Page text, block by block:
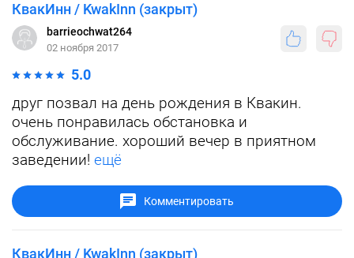
КвакИнн / KwakInn (закрыт)
barrieochwat264
02 ноября 2017
5.0
друг позвал на день рождения в Квакин.
очень понравилась обстановка и
обслуживание. хороший вечер в приятном
заведении! ещё
Комментировать
КвакИнн / KwakInn (закрыт)